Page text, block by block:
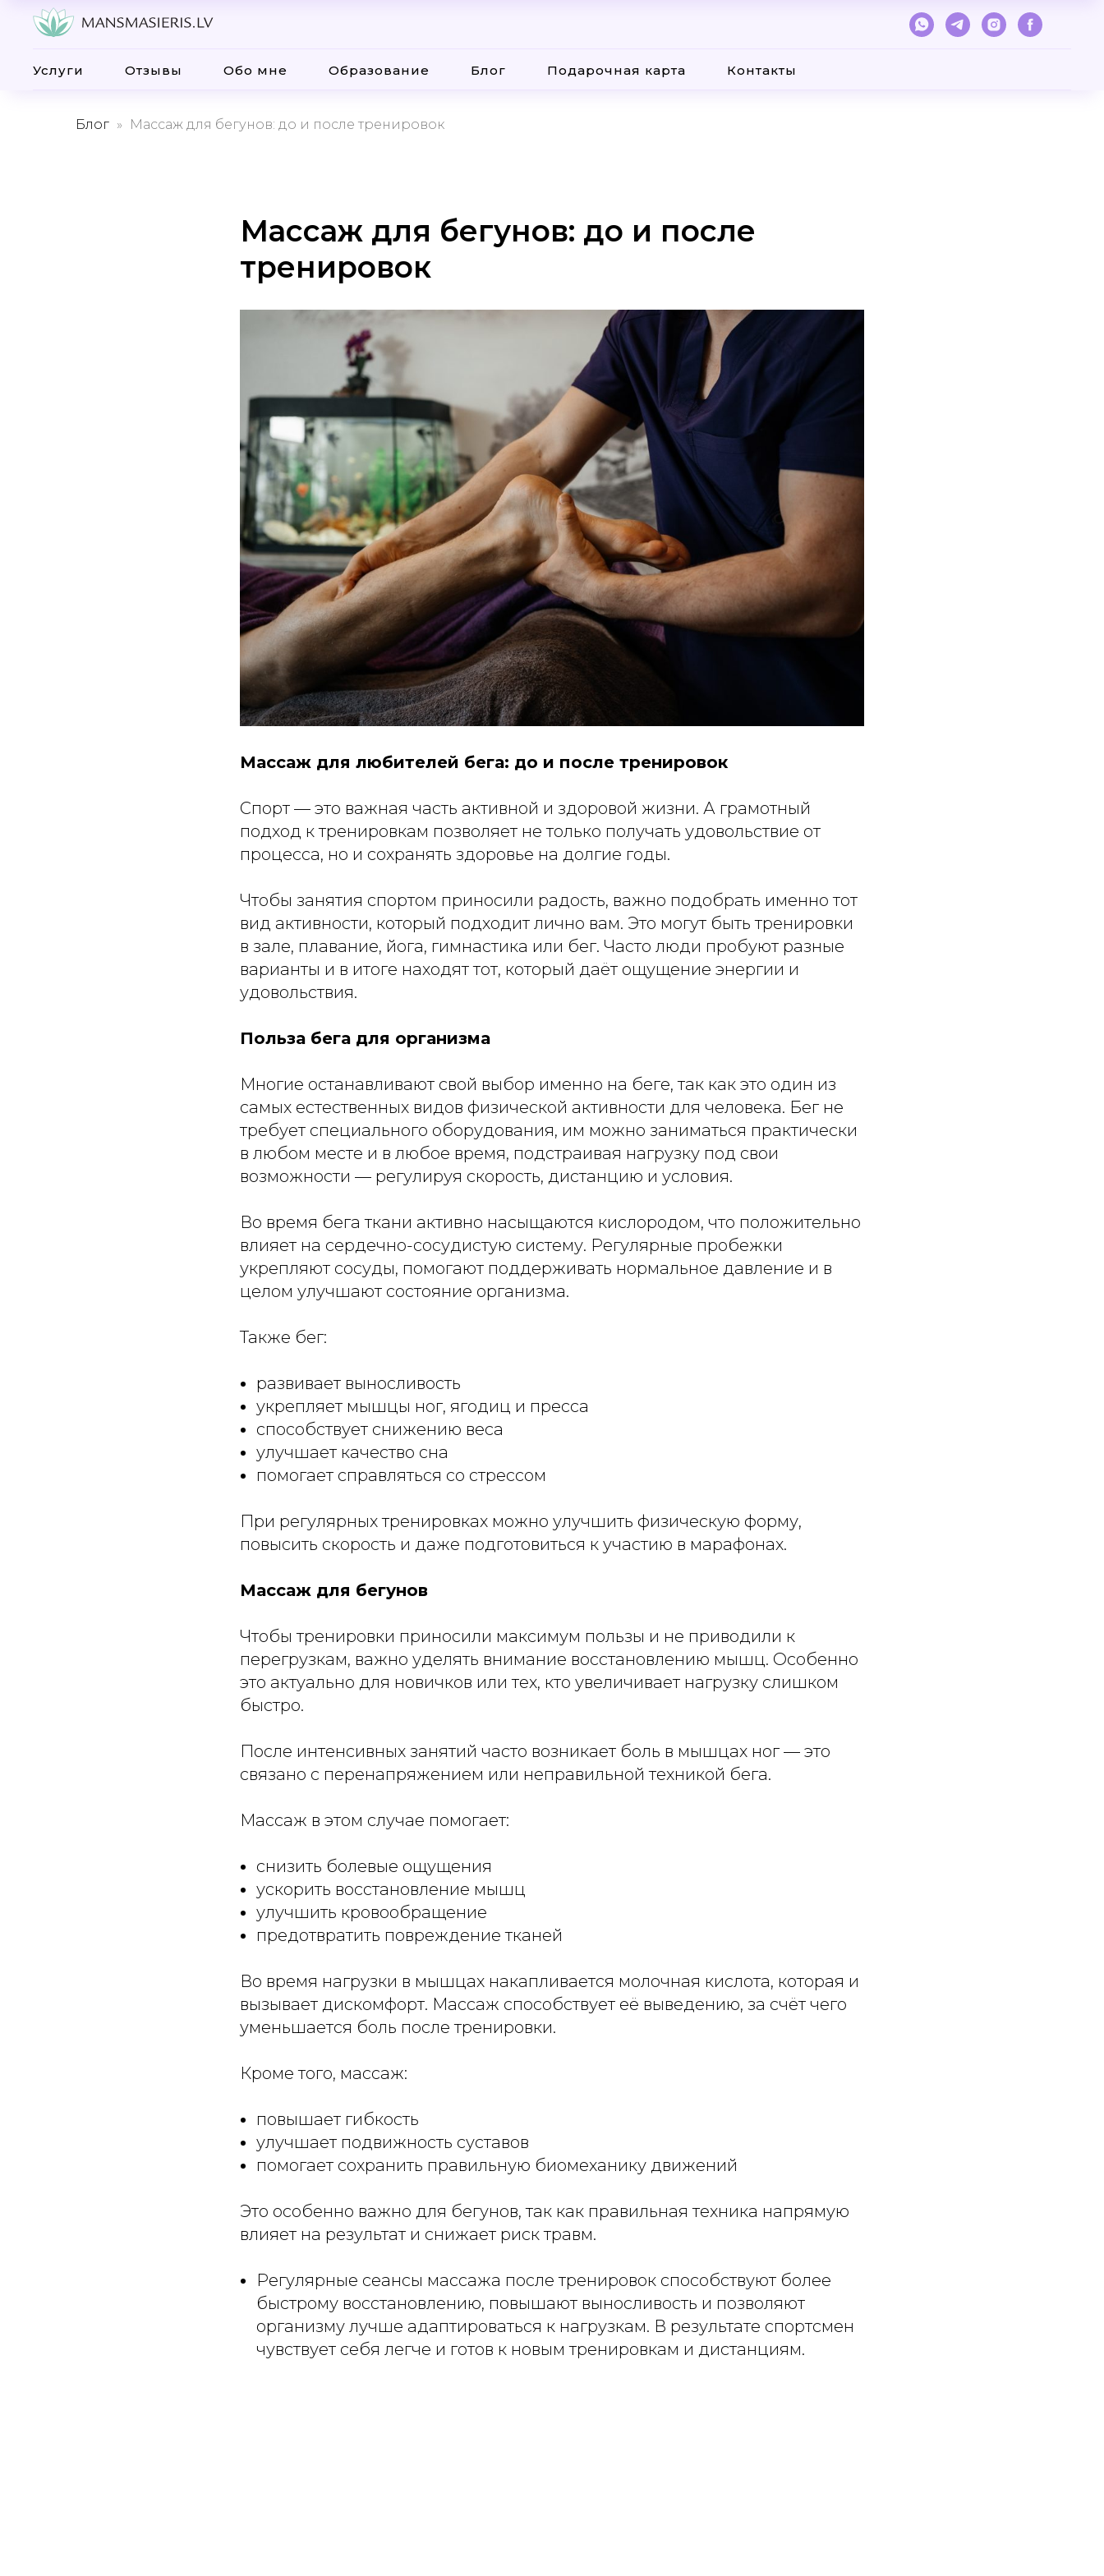
Услуги Отзывы Обо мне Образование Блог Подарочная карта Контакты
Блог Массаж для бегунов: до и после тренировок
Массаж для бегунов: до и после
тренировок
Массаж для любителей бега: до и после тренировок
Спорт — это важная часть активной и здоровой жизни. А грамотный
подход к тренировкам позволяет не только получать удовольствие от
процесса, но и сохранять здоровье на долгие годы.
Чтобы занятия спортом приносили радость, важно подобрать именно тот
вид активности, который подходит лично вам. Это могут быть тренировки
в зале, плавание, йога, гимнастика или бег. Часто люди пробуют разные
варианты и в итоге находят тот, который даёт ощущение энергии и
удовольствия.
Польза бега для организма
Многие останавливают свой выбор именно на беге, так как это один из
самых естественных видов физической активности для человека. Бег не
требует специального оборудования, им можно заниматься практически
в любом месте и в любое время, подстраивая нагрузку под свои
возможности — регулируя скорость, дистанцию и условия.
Во время бега ткани активно насыщаются кислородом, что положительно
влияет на сердечно-сосудистую систему. Регулярные пробежки
укрепляют сосуды, помогают поддерживать нормальное давление и в
целом улучшают состояние организма.
Также бег:
развивает выносливость
укрепляет мышцы ног, ягодиц и пресса
способствует снижению веса
улучшает качество сна
помогает справляться со стрессом
При регулярных тренировках можно улучшить физическую форму,
повысить скорость и даже подготовиться к участию в марафонах.
Массаж для бегунов
Чтобы тренировки приносили максимум пользы и не приводили к
перегрузкам, важно уделять внимание восстановлению мышц. Особенно
это актуально для новичков или тех, кто увеличивает нагрузку слишком
быстро.
После интенсивных занятий часто возникает боль в мышцах ног — это
связано с перенапряжением или неправильной техникой бега.
Массаж в этом случае помогает:
снизить болевые ощущения
ускорить восстановление мышц
улучшить кровообращение
предотвратить повреждение тканей
Во время нагрузки в мышцах накапливается молочная кислота, которая и
вызывает дискомфорт. Массаж способствует её выведению, за счёт чего
уменьшается боль после тренировки.
Кроме того, массаж:
повышает гибкость
улучшает подвижность суставов
помогает сохранить правильную биомеханику движений
Это особенно важно для бегунов, так как правильная техника напрямую
влияет на результат и снижает риск травм.
Регулярные сеансы массажа после тренировок способствуют более
быстрому восстановлению, повышают выносливость и позволяют
организму лучше адаптироваться к нагрузкам. В результате спортсмен
чувствует себя легче и готов к новым тренировкам и дистанциям.